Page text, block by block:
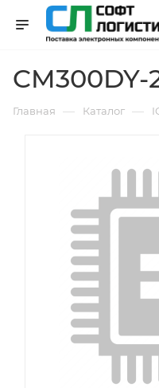
CM300DY-
Главная — Каталог —